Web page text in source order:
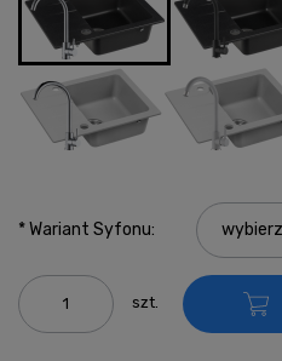
*Wariant Syfonu:
szt.